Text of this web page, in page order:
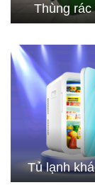
Thùng rác
Tủ lạnh